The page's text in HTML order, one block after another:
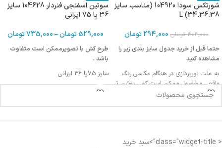
شورتکس سودا 104920 (مناسب سایز
34.36.38) L
403,000 تومان 294,000تومان
حتما قبل از خرید جدول سایز بندی زیر را
مشاهده کنید
به علت نورپردازی در هنگام عکاسی رنگ
واقعی محصول ممکن است کمی روشن تر
یا تیره تر باشد
اندازه کمر: 29 الی 30 سانتی متر
اندازه فاق : 22 الی 23 سانتی متر
سوتین اسفنجی فنردار 104628 سایز
36 یا 75 ایرانی
529,000تومان–
735,000تومان
طرح کش با تصویرممکن است متفاوت
باشد .
سایز 75یا 36 ایرانی
طول سوتین :68سانت
< class="widget-title">سبد خرید